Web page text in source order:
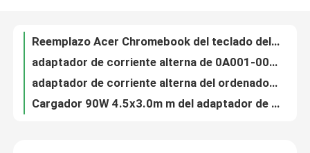
Viaje de la fábrica
Control de calidad
814838-002 adaptador de corriente alterna HP Chromebook X360 14C-CC0010CA 14C-CC0020CA 45W USB-C del ordenador portátil
776620-001 cargador 150W del adaptador de corriente alterna de HP Pavilion 17-CD1010NR
860065-004 adaptador de corriente alterna del ordenador portátil de 65W USB-C para la libélula G2 de la élite de HP
Cargador 65W del adaptador de corriente alterna de Lenovo GX20L29761 GX20L29762 GX20L29763 del aire 13 de 5A10J40449 Lenovo favorable